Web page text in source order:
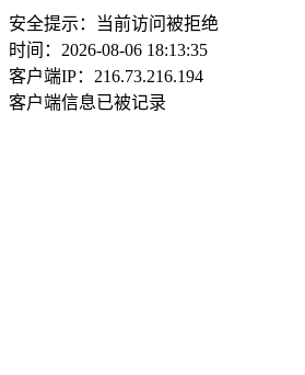
安全提示：当前访问被拒绝
时间：2026-08-06 18:13:35
客户端IP：216.73.216.194
客户端信息已被记录